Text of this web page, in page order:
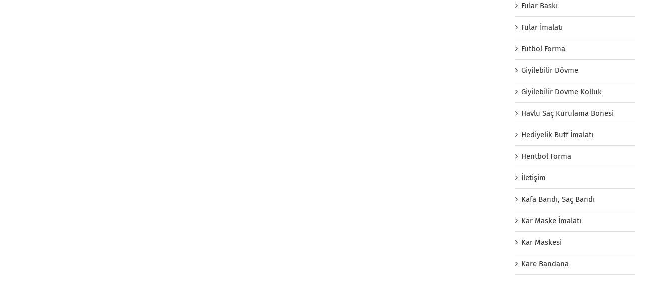
Fular Baskı
Fular İmalatı
Futbol Forma
Giyilebilir Dövme
Giyilebilir Dövme Kolluk
Havlu Saç Kurulama Bonesi
Hediyelik Buff İmalatı
Hentbol Forma
İletişim
Kafa Bandı, Saç Bandı
Kar Maske İmalatı
Kar Maskesi
Kare Bandana